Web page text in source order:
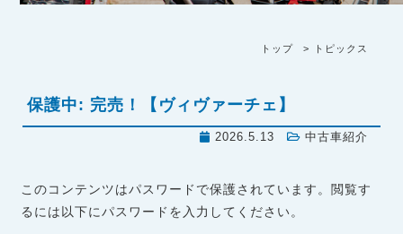
トップ トピックス
保護中: 完売！【ヴィヴァーチェ】
2026.5.13 中古車紹介
このコンテンツはパスワードで保護されています。閲覧す
るには以下にパスワードを入力してください。